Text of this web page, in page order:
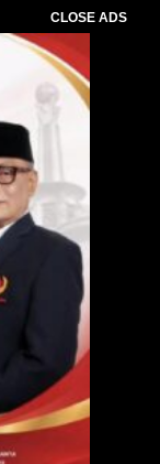
CLOSE ADS